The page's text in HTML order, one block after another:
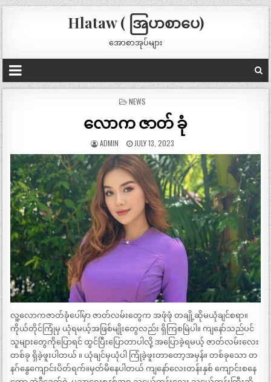
Hlataw ( အြပာစာပေ)
အောစာအုပ်များ
POSTED
NEWS
လောက ဇာတ် ခုံ
ADMIN JULY 13, 2023
လူ့လောကဇာတ်ခုံပေါ်မှာ ဇာတ်လမ်းတွေက အဖုံဖုံ တချို့ဆိုမယုံချင်စရာ။
ကိုယ်တိုင်ကြုံမှ ယုံရမယ့်အဖြစ်မျိုးတွေလည်း ရှိကြစမြဲပါ။ ကျနော်သည်ပင်
သူများတွေကိုပြောရင် ထွင်ပြီးပြောတာပါလို့ အပြောခဲ့ရမယ့် ဇာတ်လမ်းလေး
တစ်ခု ရှိခဲ့ဖူးပါတယ် ။ ယုံချင်မှယုံပါ ကြုံခဲ့ဖူးတာတော့အမှန်။ တစ်ခုသော တ
နဂ်နွေကျောင်းပိတ်ရက်။မှတ်မိနေပါတယ် ကျနော်လေးတန်းနှစ် ကျောင်းစနေ